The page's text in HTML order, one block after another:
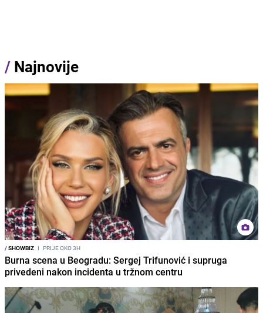
/ Najnovije
/SHOWBIZ I PRIJE OKO 3H
Burna scena u Beogradu: Sergej Trifunović i supruga
privedeni nakon incidenta u tržnom centru